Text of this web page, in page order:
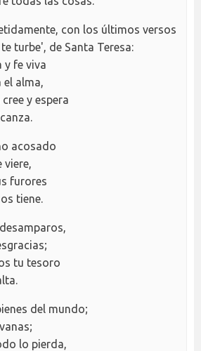
con los últimos versos
turbe', de Santa Teresa:
y fe viva
alma,
y espera
acosado
viere,
furores
tiene.
tu tesoro
del mundo;
lo pierda,